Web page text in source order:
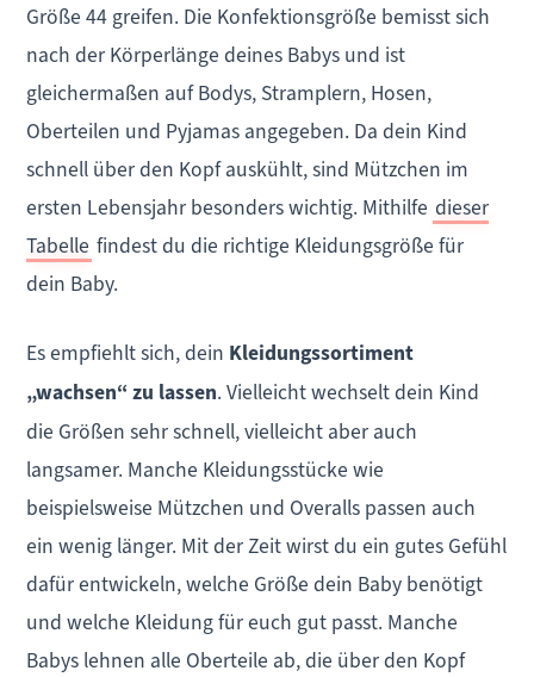
Größe 44 greifen. Die Konfektionsgröße bemisst sich
nach der Körperlänge deines Babys und ist
gleichermaßen auf Bodys, Stramplern, Hosen,
Oberteilen und Pyjamas angegeben. Da dein Kind
schnell über den Kopf auskühlt, sind Mützchen im
ersten Lebensjahr besonders wichtig. Mithilfe dieser
Tabelle findest du die richtige Kleidungsgröße für
dein Baby.
Es empfiehlt sich, dein Kleidungssortiment
„wachsen“ zu lassen. Vielleicht wechselt dein Kind
die Größen sehr schnell, vielleicht aber auch
langsamer. Manche Kleidungsstücke wie
beispielsweise Mützchen und Overalls passen auch
ein wenig länger. Mit der Zeit wirst du ein gutes Gefühl
dafür entwickeln, welche Größe dein Baby benötigt
und welche Kleidung für euch gut passt. Manche
Babys lehnen alle Oberteile ab, die über den Kopf